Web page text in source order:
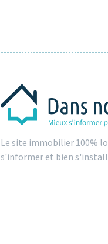
Le site immobilier 100%
s'informer et bien